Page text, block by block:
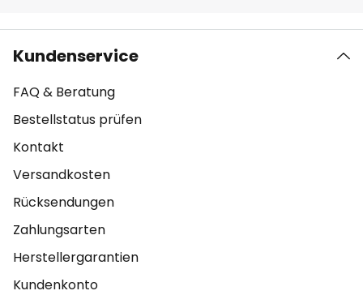
Kundenservice
FAQ & Beratung
Bestellstatus prüfen
Kontakt
Versandkosten
Rücksendungen
Zahlungsarten
Herstellergarantien
Kundenkonto